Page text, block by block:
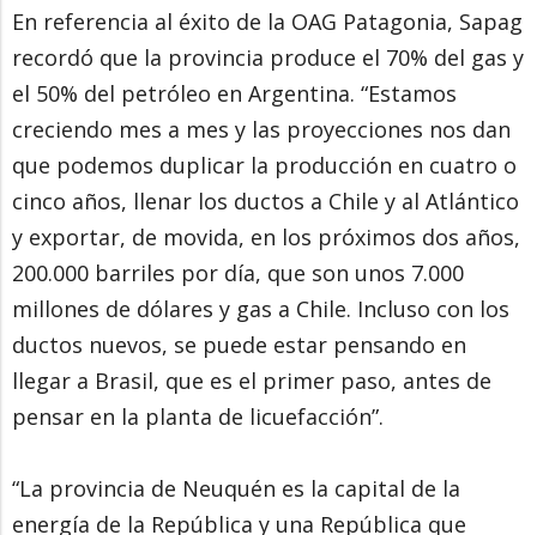
En referencia al éxito de la OAG Patagonia, Sapag
recordó que la provincia produce el 70% del gas y
el 50% del petróleo en Argentina. “Estamos
creciendo mes a mes y las proyecciones nos dan
que podemos duplicar la producción en cuatro o
cinco años, llenar los ductos a Chile y al Atlántico
y exportar, de movida, en los próximos dos años,
200.000 barriles por día, que son unos 7.000
millones de dólares y gas a Chile. Incluso con los
ductos nuevos, se puede estar pensando en
llegar a Brasil, que es el primer paso, antes de
pensar en la planta de licuefacción”.
“La provincia de Neuquén es la capital de la
energía de la República y una República que